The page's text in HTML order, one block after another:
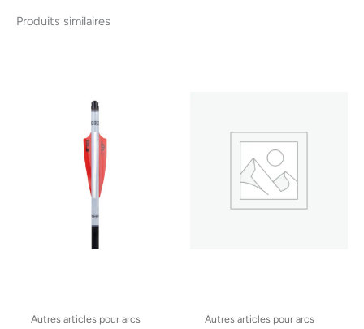
Produits similaires
Autres articles pour arcs Autres articles pour arcs